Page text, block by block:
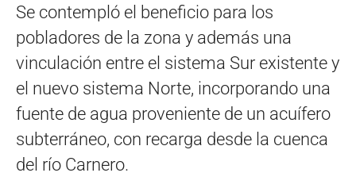
Se contempló el beneficio para los
pobladores de la zona y además una
vinculación entre el sistema Sur existente y
el nuevo sistema Norte, incorporando una
fuente de agua proveniente de un acuífero
subterráneo, con recarga desde la cuenca
del río Carnero.